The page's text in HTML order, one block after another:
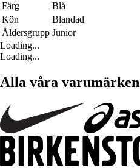
Färg
Blå
Kön
Blandad
Åldersgrupp Junior
Loading...
Loading...
Alla våra varumärken